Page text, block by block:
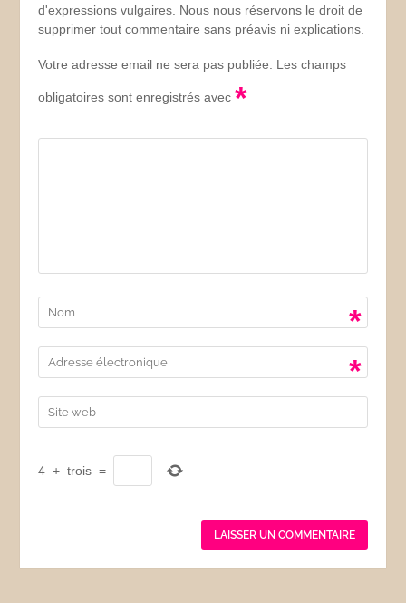
d'expressions vulgaires. Nous nous réservons le droit de
supprimer tout commentaire sans préavis ni explications.
Votre adresse email ne sera pas publiée. Les champs
obligatoires sont enregistrés avec*
*
*
4 + trois =